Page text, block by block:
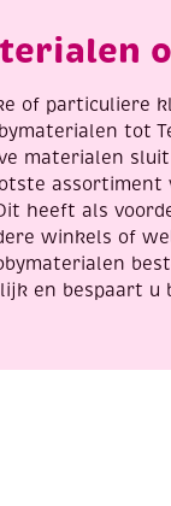
of particuliere
tot
materialen
assortiment
heeft als
winkels of
en bespaart u